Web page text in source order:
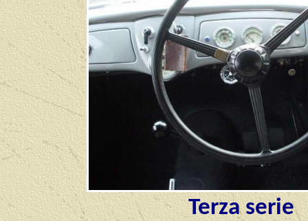
Terza serie